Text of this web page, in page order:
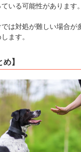
いる可能性があります。
は対処が難しい場合が
ます。
】